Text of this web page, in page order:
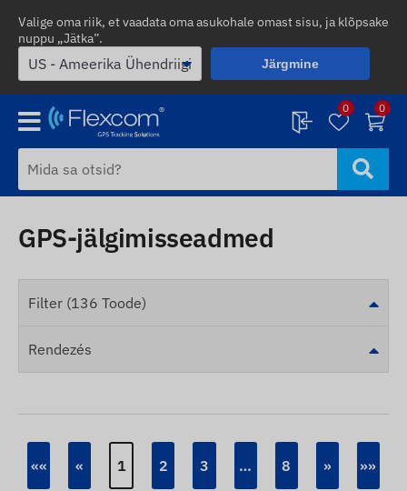
Valige oma riik, et vaadata oma asukohale omast sisu, ja klõpsake
nuppu „Jätka”.
Järgmine
0 0
GPS-jälgimisseadmed
Filter (136 Toode)
Rendezés
«« « 1 2 3 … 8 » »»